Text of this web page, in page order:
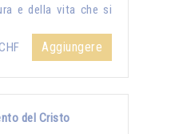
e della vita che si
Aggiungere
del Cristo